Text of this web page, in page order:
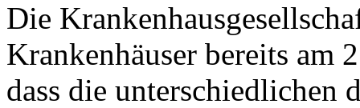
Die
Krankenhäuser bereits am
dass die unterschiedlichen